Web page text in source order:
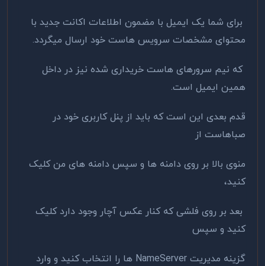
برای شما یک ایمیل با مضمون اطلاعات اکانت جدید با
محتوای مشخصات سرویس هاست خود ارسال میگردد.
که نیم سرورهای هاست خریداری شده نیز در داخل
همین ایمیل است.
قدم بعدی این است که باید از پنل کاربری خود در
صباهاست از
منوی بالا بر روی دامنه ها و سپس دامنه های من کلیک
کنید،
بعد بر روی فلشی که کنار عکس آچار وجود دارد کلیک
کنید و سپس
گزینه مدیریت NameServer ها را انتخاب کنید و وارد